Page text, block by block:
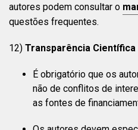
autores podem consultar o
questões frequentes.
12) Transparência Científica
É obrigatório que os
não de conflitos de
as fontes de